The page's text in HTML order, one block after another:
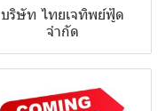
บริษัท ไทยเจทิพย์ฟู้ด
จำกัด